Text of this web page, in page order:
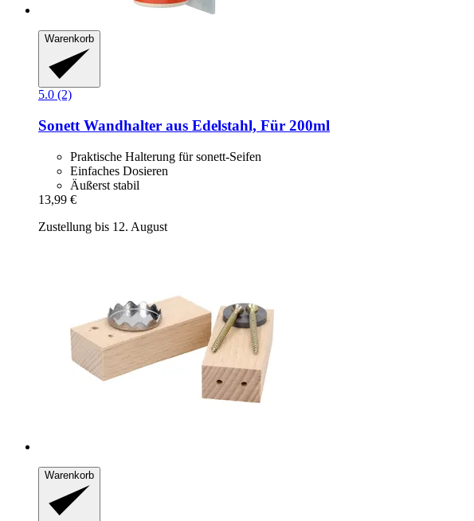
Warenkorb
5.0 (2)
Sonett Wandhalter aus Edelstahl, Für 200ml
Praktische Halterung für sonett-Seifen
Einfaches Dosieren
Äußerst stabil
13,99 €
Zustellung bis 12. August
Warenkorb